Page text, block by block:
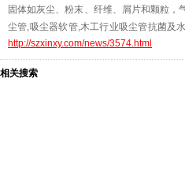
固体如灰尘、粉末、纤维、屑片和颗粒
尘管,吸尘器软管,木工行业吸尘管抗菌及
缩，高的轴强度，非常流畅物质，卫生级
http://szxinxy.com/news/3574.html
相关搜索